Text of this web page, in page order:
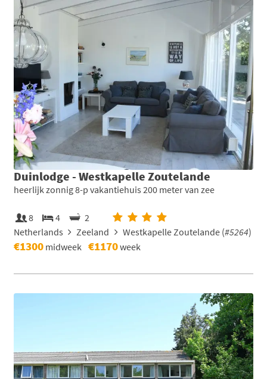
Duinlodge - Westkapelle Zoutelande
heerlijk zonnig 8-p vakantiehuis 200 meter van zee
8 4
2
Netherlands
Zeeland Westkapelle Zoutelande (#5264)
€1300 midweek €1170week